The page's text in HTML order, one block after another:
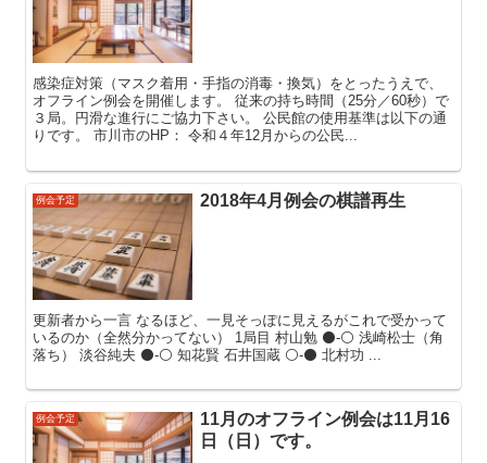
感染症対策（マスク着用・手指の消毒・換気）をとったうえで、
オフライン例会を開催します。 従来の持ち時間（25分／60秒）で
３局。円滑な進行にご協力下さい。 公民館の使用基準は以下の通
りです。 市川市のHP： 令和４年12月からの公民...
例会予定 2018年4月例会の棋譜再生
更新者から一言 なるほど、一見そっぽに見えるがこれで受かって
いるのか（全然分かってない） 1局目 村山勉 ⚫-⚪ 浅崎松士（角
落ち） 淡谷純夫 ⚫-⚪ 知花賢 石井国蔵 ⚪-⚫ 北村功 ...
例会予定
11月のオフライン例会は11月16
日（日）です。